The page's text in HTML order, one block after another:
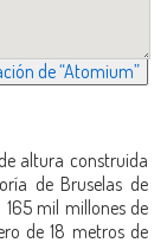
de “Atomium”
altura construida
de Bruselas de
mil millones de
de 18 metros de